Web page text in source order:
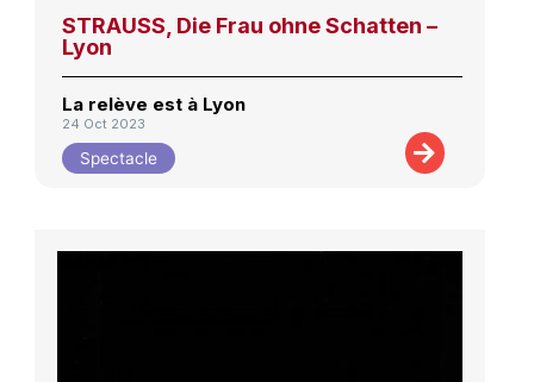
STRAUSS, Die Frau ohne Schatten –
Lyon
La relève est à Lyon
24 Oct 2023
Spectacle